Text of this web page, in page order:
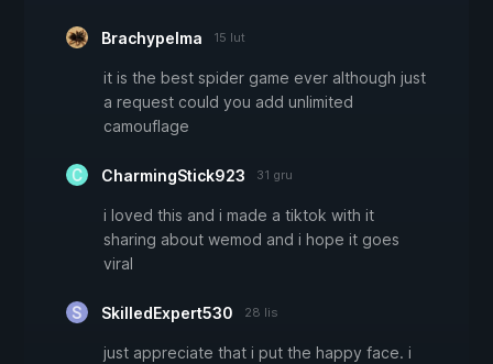
Brachypelma 15 lut
it is the best spider game ever although just
a request could you add unlimited
camouflage
CharmingStick923 31 gru
i loved this and i made a tiktok with it
sharing about wemod and i hope it goes
viral
SkilledExpert530 28 lis
just appreciate that i put the happy face. i